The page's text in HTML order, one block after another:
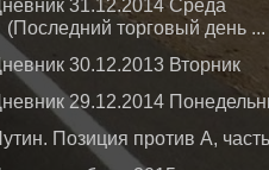
31.12.2014 Среда
(Последний торговый день ...
30.12.2013 Вторник
29.12.2014
Позиция против А,